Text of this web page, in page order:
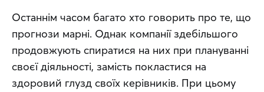
Останнім часом багато хто говорить про те, що
прогнози марні. Однак компанії здебільшого
продовжують спиратися на них при плануванні
своєї діяльності, замість покластися на
здоровий глузд своїх керівників. При цьому